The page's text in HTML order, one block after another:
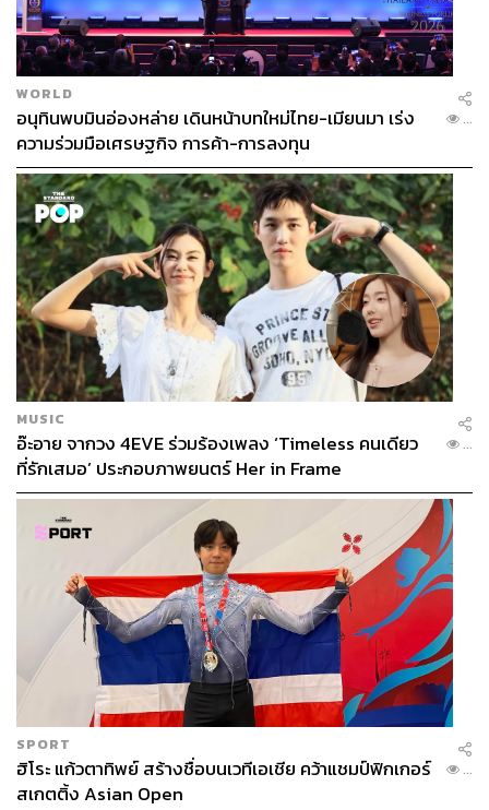
WORLD
อนุทินพบมินอ่องหล่าย เดินหน้าบทใหม่ไทย-เมียนมา เร่ง
ความร่วมมือเศรษฐกิจ การค้า-การลงทุน
...
MUSIC
อ๊ะอาย จากวง 4EVE ร่วมร้องเพลง ‘Timeless คนเดียว
ที่รักเสมอ’ ประกอบภาพยนตร์ Her in Frame
...
SPORT
ฮิโระ แก้วตาทิพย์ สร้างชื่อบนเวทีเอเชีย คว้าแชมป์ฟิกเกอร์
สเกตติ้ง Asian Open
...